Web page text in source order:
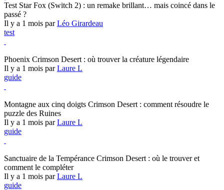
Test Star Fox (Switch 2) : un remake brillant… mais coincé dans le
passé ?
Il y a 1 mois parLéo Girardeau
test
Phoenix Crimson Desert : où trouver la créature légendaire
Il y a 1 mois parLaure L
guide
Montagne aux cinq doigts Crimson Desert : comment résoudre le
puzzle des Ruines
Il y a 1 mois parLaure L
guide
Sanctuaire de la Tempérance Crimson Desert : où le trouver et
comment le compléter
Il y a 1 mois parLaure L
guide